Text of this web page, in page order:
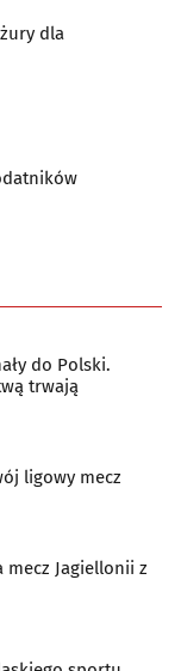
dla
do Polski.
trwają
ligowy mecz
Jagiellonii z